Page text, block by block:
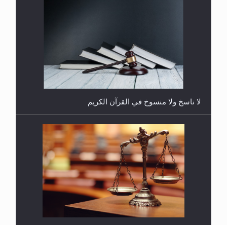
هل يُحسب حول الزكاة وفق السنة الميلادية أو الهجرية؟
هل يجوز فتح مشروع كوافير نسائي للمحجبات وغير
المحجبات؟
لا ناسخ ولا منسوخ في القرآن الكريم